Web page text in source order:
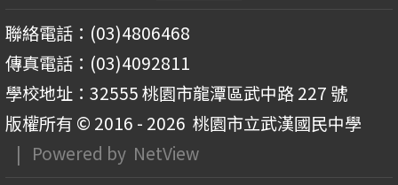
聯絡電話：(03)4806468
傳真電話：(03)4092811
學校地址：32555 桃園市龍潭區武中路 227 號
版權所有 © 2016 - 2026 桃園市立武漢國民中學
| Powered by NetView